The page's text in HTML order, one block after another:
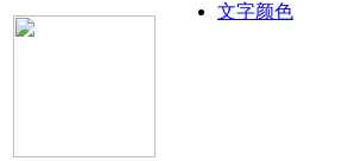
文字颜色